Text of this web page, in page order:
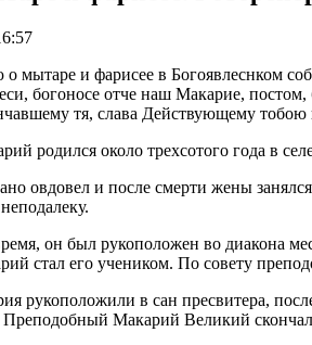
о мытаре и фарисее в Богоявлеснком
еси, богоносе отче наш Макарие,
тя, слава Действующему тобою
родился около трехсотого года в
овдовел и после смерти жены
он был рукоположен во диакона
стал его учеником. По совету
рукоположили в сан пресвитера,
Преподобный Макарий Великий